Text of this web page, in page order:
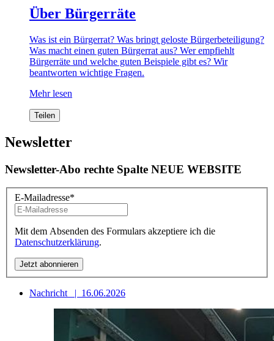
Über Bürgerräte
Was ist ein Bürgerrat? Was bringt geloste Bürgerbeteiligung?
Was macht einen guten Bürgerrat aus? Wer empfiehlt
Bürgerräte und welche guten Beispiele gibt es? Wir
beantworten wichtige Fragen.
Mehr lesen
Teilen
Newsletter
Newsletter-Abo rechte Spalte NEUE WEBSITE
E-Mailadresse*
Mit dem Absenden des Formulars akzeptiere ich die
Datenschutzerklärung.
Nachricht | 16.06.2026